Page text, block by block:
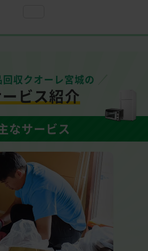
回収クオーレ宮城の
ビス紹介
なサービス